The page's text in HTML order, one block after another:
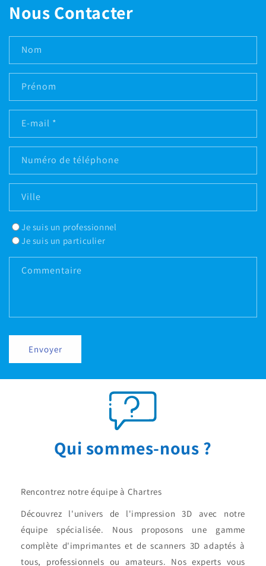
Nous Contacter
Nom
Prénom
E-mail *
Numéro de téléphone
Ville
Je suis un professionnel
Je suis un particulier
Commentaire
Envoyer
Qui sommes-nous ?
Rencontrez notre équipe à Chartres
Découvrez l'univers de l'impression 3D avec notre
équipe spécialisée. Nous proposons une gamme
complète d'imprimantes et de scanners 3D adaptés à
tous, professionnels ou amateurs. Nos experts vous